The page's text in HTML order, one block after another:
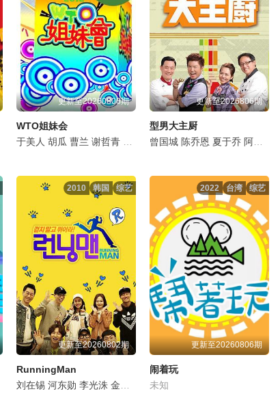
无尊 杨昇达
更新至20260806期
WTO姐妹会
于美人 胡瓜 曹兰 谢哲青 高伊玲 钟欣愉
更新至2026806期
型男大主厨
曾国城 陈乔恩 夏于乔 阿基师
综艺
韩国
2010
更新至20260802期
RunningMan
刘在锡 河东勋 李光洙 金钟国 池石镇
综艺
台湾
2022
更新至20260806期
闹着玩
未知